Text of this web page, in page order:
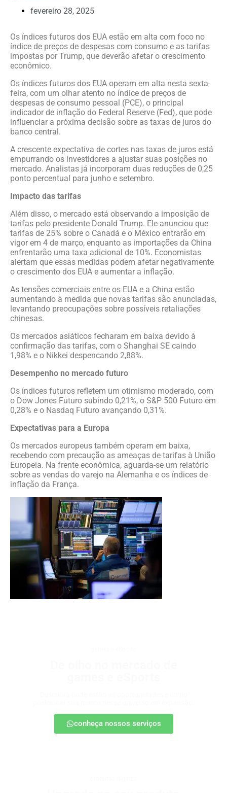
fevereiro 28, 2025
Os índices futuros dos EUA estão em alta com foco no
índice de preços de despesas com consumo e as tarifas
impostas por Trump, que deverão afetar o crescimento
econômico.
Os índices futuros dos EUA operam em alta nesta sexta-
feira, com um olhar atento no índice de preços de
despesas de consumo pessoal (PCE), o principal
indicador de inflação do Federal Reserve (Fed), que pode
influenciar a próxima decisão sobre as taxas de juros do
banco central.
A crescente expectativa de cortes nas taxas de juros está
empurrando os investidores a ajustar suas posições no
mercado. Analistas já incorporam duas reduções de 0,25
ponto percentual para junho e setembro.
Impacto das tarifas
Além disso, o mercado está observando a imposição de
tarifas pelo presidente Donald Trump. Ele anunciou que
tarifas de 25% sobre o Canadá e o México entrarão em
vigor em 4 de março, enquanto as importações da China
enfrentarão uma taxa adicional de 10%. Economistas
alertam que essas medidas podem afetar negativamente
o crescimento dos EUA e aumentar a inflação.
As tensões comerciais entre os EUA e a China estão
aumentando à medida que novas tarifas são anunciadas,
levantando preocupações sobre possíveis retaliações
chinesas.
Os mercados asiáticos fecharam em baixa devido à
confirmação das tarifas, com o Shanghai SE caindo
1,98% e o Nikkei despencando 2,88%.
Desempenho no mercado futuro
Os índices futuros refletem um otimismo moderado, com
o Dow Jones Futuro subindo 0,21%, o S&P 500 Futuro em
0,28% e o Nasdaq Futuro avançando 0,31%.
Expectativas para a Europa
Os mercados europeus também operam em baixa,
recebendo com precaução as ameaças de tarifas à União
Europeia. Na frente econômica, aguarda-se um relatório
sobre as vendas do varejo na Alemanha e os índices de
inflação da França.
conheça nossos serviços